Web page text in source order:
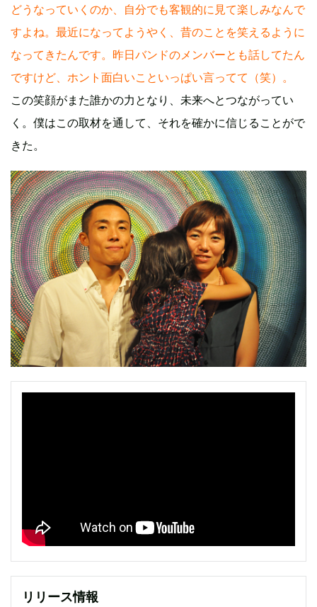
どうなっていくのか、自分でも客観的に見て楽しみなんで
すよね。最近になってようやく、昔のことを笑えるように
なってきたんです。昨日バンドのメンバーとも話してたん
ですけど、ホント面白いこといっぱい言ってて（笑）。
この笑顔がまた誰かの力となり、未来へとつながってい
く。僕はこの取材を通して、それを確かに信じることがで
きた。
リリース情報